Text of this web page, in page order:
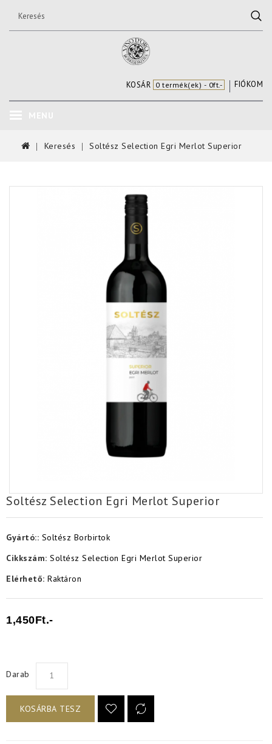
FIÓKOM
KOSÁR 0 termék(ek) - 0ft.-
Keresés Soltész Selection Egri Merlot Superior
Soltész Selection Egri Merlot Superior
Gyártó:: Soltész Borbirtok
Cikkszám: Soltész Selection Egri Merlot Superior
Elérhető: Raktáron
1,450Ft.-
Darab
KOSÁRBA TESZ